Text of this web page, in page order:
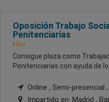
Oposición Trabajo
Penitenciarias
Flou
Consigue plaza como
Penitenciarias con ayuda de
Online , Semi-presencial
Impartido en: Madrid ,